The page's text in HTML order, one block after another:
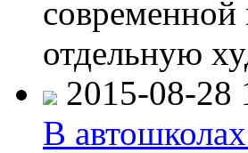
отдельную
2015-08-28
В автошколах